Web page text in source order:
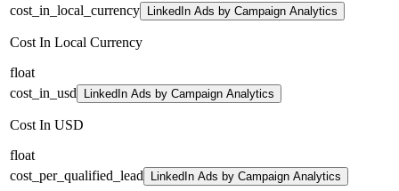
cost_in_local_currency LinkedIn Ads by Campaign Analytics
Cost In Local Currency
float
cost_in_usd
LinkedIn Ads by Campaign Analytics
Cost In USD
float
cost_per_qualified_lead
LinkedIn Ads by Campaign Analytics